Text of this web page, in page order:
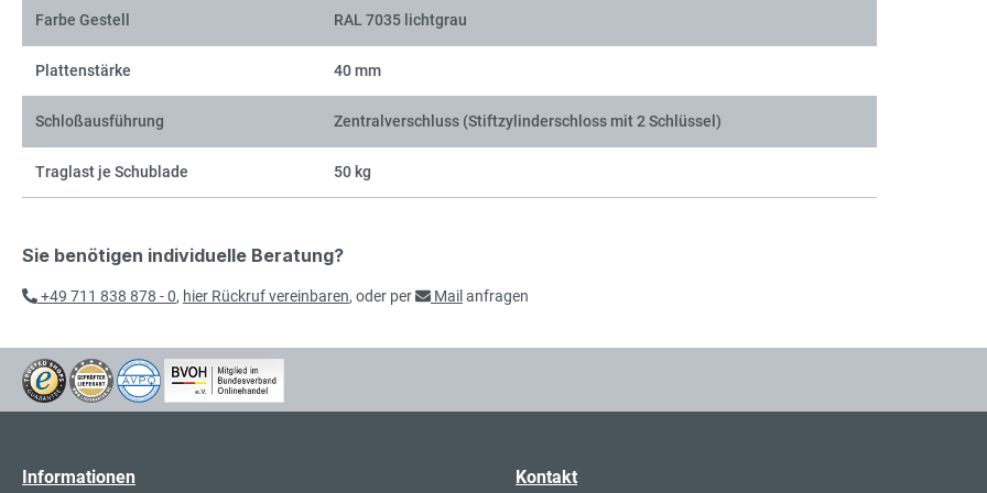
Farbe Gestell RAL 7035 lichtgrau
Plattenstärke 40 mm
Schloßausführung Zentralverschluss (Stiftzylinderschloss mit 2 Schlüssel)
Traglast je Schublade 50 kg
Sie benötigen individuelle Beratung?
+49 711 838 878 - 0, hier Rückruf vereinbaren, oder per Mail anfragen
Informationen Kontakt